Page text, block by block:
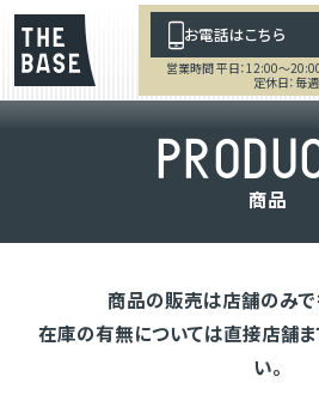
お電話はこちら
営業時間 平日：12:00～
定休日：毎
PRODU
商品
商品の販売は店舗のみで
在庫の有無については直接店舗
い。